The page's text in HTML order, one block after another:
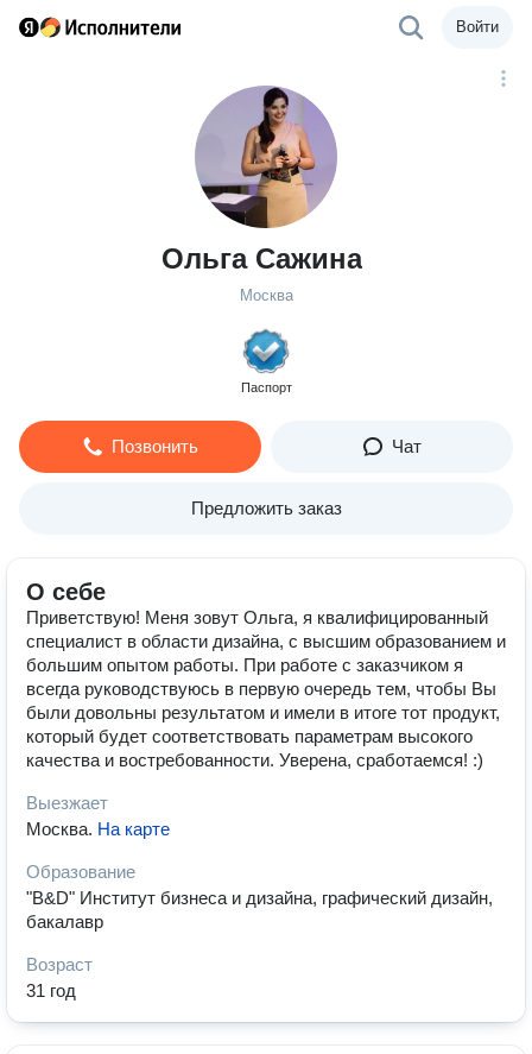
Войти
Ольга Сажина
Москва
Паспорт
Позвонить Чат
Предложить заказ
О себе
Приветствую! Меня зовут Ольга, я квалифицированный
специалист в области дизайна, с высшим образованием и
большим опытом работы. При работе с заказчиком я
всегда руководствуюсь в первую очередь тем, чтобы Вы
были довольны результатом и имели в итоге тот продукт,
который будет соответствовать параметрам высокого
качества и востребованности. Уверена, сработаемся! :)
Выезжает
Москва. На карте
Образование
"B&D" Институт бизнеса и дизайна, графический дизайн,
бакалавр
Возраст
31 год